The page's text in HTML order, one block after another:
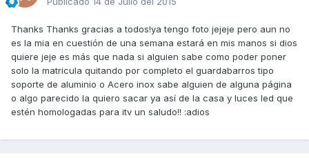
Thanks Thanks gracias a todos!ya tengo foto jejeje pero aun no
es la mia en cuestión de una semana estará en mis manos si dios
quiere jeje es más que nada si alguien sabe como poder poner
solo la matricula quitando por completo el guardabarros tipo
soporte de aluminio o Acero inox sabe alguien de alguna página
o algo parecido la quiero sacar ya así de la casa y luces led que
estén homologadas para itv un saludo!! :adios